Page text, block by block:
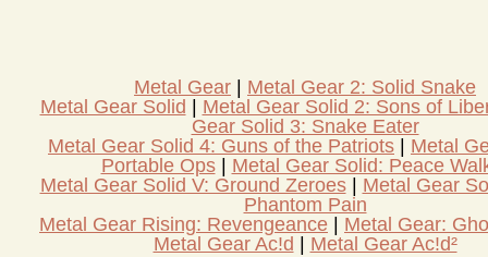
Metal Gear
Metal Gear 2: Solid Snake
Metal Gear Solid
Metal Gear Solid 2: Sons of
Gear Solid 3: Snake Eater
Metal Gear Solid 4: Guns of the Patriots
Metal
Portable Ops
Metal Gear Solid: Peace
Metal Gear Solid V: Ground Zeroes
Metal Gear
Phantom Pain
Metal Gear Rising: Revengeance
Metal Gear:
Metal Gear Ac!d
Metal Gear Ac!d²